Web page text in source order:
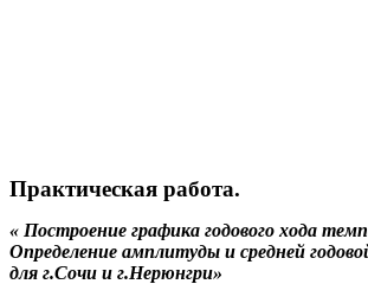
Практическая работа.
« Построение графика годового хода
Определение амплитуды и средней
для г.Сочи и г.Нерюнгри»